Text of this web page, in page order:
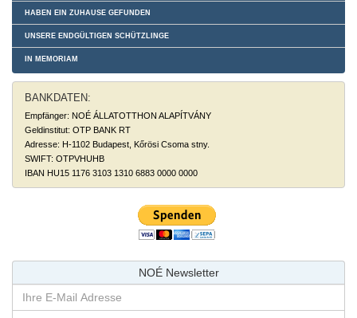
HABEN EIN ZUHAUSE GEFUNDEN
UNSERE ENDGÜLTIGEN SCHÜTZLINGE
IN MEMORIAM
BANKDATEN:
Empfänger: NOÉ ÁLLATOTTHON ALAPÍTVÁNY
Geldinstitut: OTP BANK RT
Adresse: H-1102 Budapest, Kőrösi Csoma stny.
SWIFT: OTPVHUHB
IBAN HU15 1176 3103 1310 6883 0000 0000
NOÉ Newsletter